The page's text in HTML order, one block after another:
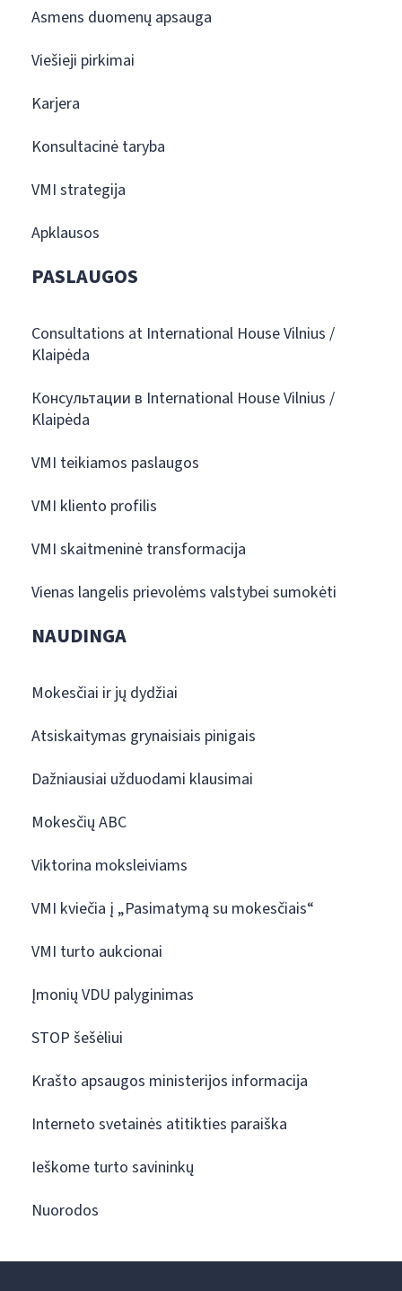
Asmens duomenų apsauga
Viešieji pirkimai
Karjera
Konsultacinė taryba
VMI strategija
Apklausos
PASLAUGOS
Consultations at International House Vilnius /
Klaipėda
Консультации в International House Vilnius /
Klaipėda
VMI teikiamos paslaugos
VMI kliento profilis
VMI skaitmeninė transformacija
Vienas langelis prievolėms valstybei sumokėti
NAUDINGA
Mokesčiai ir jų dydžiai
Atsiskaitymas grynaisiais pinigais
Dažniausiai užduodami klausimai
Mokesčių ABC
Viktorina moksleiviams
VMI kviečia į „Pasimatymą su mokesčiais“
VMI turto aukcionai
Įmonių VDU palyginimas
STOP šešėliui
Krašto apsaugos ministerijos informacija
Interneto svetainės atitikties paraiška
Ieškome turto savininkų
Nuorodos